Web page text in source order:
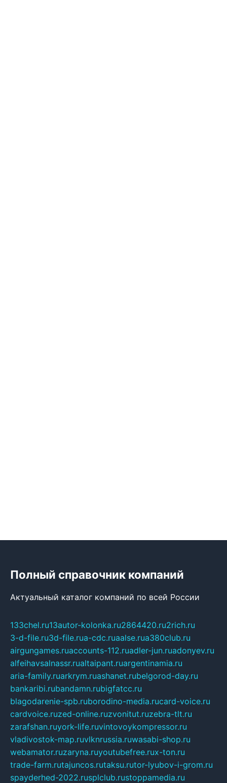
Полный справочник компаний
Актуальный каталог компаний по всей России
133chel.ru13autor-kolonka.ru2864420.ru2rich.ru
3-d-file.ru3d-file.rua-cdc.ruaalse.rua380club.ru
airgungames.ruaccounts-112.ruadler-jun.ruadonyev.ru
alfeihavsalnassr.rualtaipant.ruargentinamia.ru
aria-family.ruarkrym.ruashanet.rubelgorod-day.ru
bankaribi.rubandamn.rubigfatcc.ru
blagodarenie-spb.ruborodino-media.rucard-voice.ru
cardvoice.ruzed-online.ruzvonitut.ruzebra-tlt.ru
zarafshan.ruyork-life.ruvintovoykompressor.ru
vladivostok-map.ruvlknrussia.ruwasabi-shop.ru
webamator.ruzaryna.ruyoutubefree.rux-ton.ru
trade-farm.rutajuncos.rutaksu.rutor-lyubov-i-grom.ru
spayderhed-2022.rusplclub.rustoppamedia.ru